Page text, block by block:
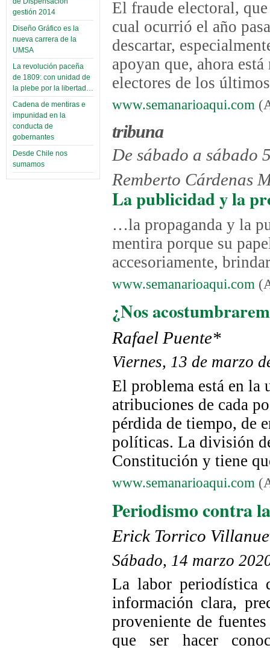
gestión 2014
Diseño Gráfico es la
nueva carrera de la
UMSA
La revolución paceña
de 1809: con unidad de
la plebe por la libertad…
Cadena de mentiras e
impunidad en la
conducta de
gobernantes
Desde Chile nos
sumamos
El fraude electoral,
cual ocurrió el año
descartar,
apoyan que, ahora
electores de los
www.semanarioaqui.com
tribuna
De sábado a sábado
Remberto Cárdenas
La publicidad y la
…la propaganda y la
mentira porque su
accesoriamente,
www.semanarioaqui.com
¿Nos
Rafael Puente*
Viernes, 13 de marzo
El problema está en la
atribuciones de cada
pérdida de tiempo, de
políticas. La división
Constitución y tiene
www.semanarioaqui.com
Periodismo contra
Erick Torrico
Sábado, 14 marzo
La labor periodística
información clara,
proveniente de
que ser hacer